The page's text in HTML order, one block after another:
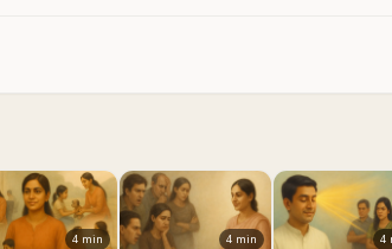
4 min 4 min 4